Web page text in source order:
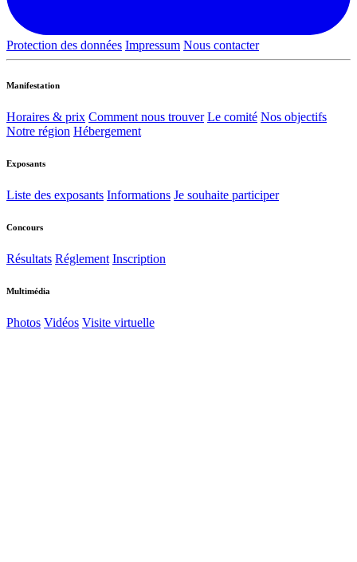
Protection des données Impressum Nous contacter
Manifestation
Horaires & prix Comment nous trouver Le comité Nos objectifs
Notre région Hébergement
Exposants
Liste des exposants Informations Je souhaite participer
Concours
Résultats Réglement Inscription
Multimédia
Photos Vidéos Visite virtuelle